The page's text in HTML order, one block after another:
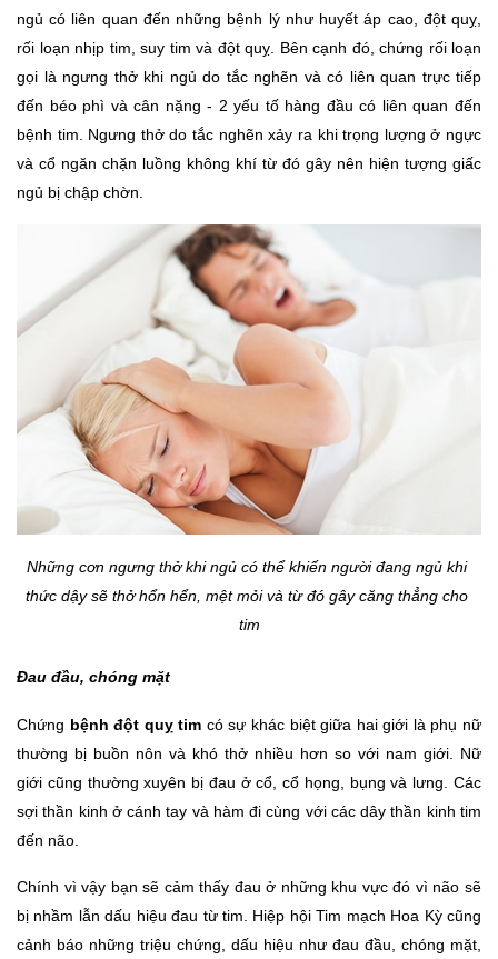
ngủ có liên quan đến những bệnh lý như huyết áp cao, đột quỵ,
rối loạn nhịp tim, suy tim và đột quỵ. Bên cạnh đó, chứng rối loạn
gọi là ngưng thở khi ngủ do tắc nghẽn và có liên quan trực tiếp
đến béo phì và cân nặng - 2 yếu tố hàng đầu có liên quan đến
bệnh tim. Ngưng thở do tắc nghẽn xảy ra khi trọng lượng ở ngực
và cổ ngăn chặn luồng không khí từ đó gây nên hiện tượng giấc
ngủ bị chập chờn.
Những cơn ngưng thở khi ngủ có thể khiến người đang ngủ khi
thức dậy sẽ thở hổn hển, mệt mỏi và từ đó gây căng thẳng cho
tim
Đau đầu, chóng mặt
Chứng bệnh đột quỵ tim có sự khác biệt giữa hai giới là phụ nữ
thường bị buồn nôn và khó thở nhiều hơn so với nam giới. Nữ
giới cũng thường xuyên bị đau ở cổ, cổ họng, bụng và lưng. Các
sợi thần kinh ở cánh tay và hàm đi cùng với các dây thần kinh tim
đến não.
Chính vì vậy bạn sẽ cảm thấy đau ở những khu vực đó vì não sẽ
bị nhầm lẫn dấu hiệu đau từ tim. Hiệp hội Tim mạch Hoa Kỳ cũng
cảnh báo những triệu chứng, dấu hiệu như đau đầu, chóng mặt,